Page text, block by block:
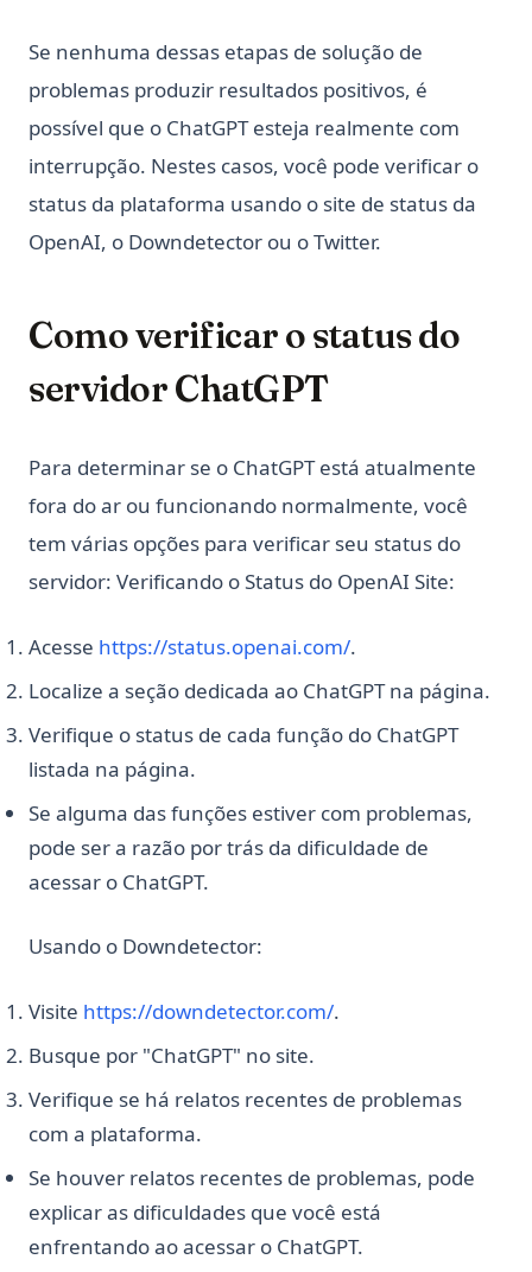
Se nenhuma dessas etapas de solução de
problemas produzir resultados positivos, é
possível que o ChatGPT esteja realmente com
interrupção. Nestes casos, você pode verificar o
status da plataforma usando o site de status da
OpenAI, o Downdetector ou o Twitter.
Como verificar o status do
servidor ChatGPT
Para determinar se o ChatGPT está atualmente
fora do ar ou funcionando normalmente, você
tem várias opções para verificar seu status do
servidor: Verificando o Status do OpenAI Site:
Acesse https://status.openai.com/(opens in a new
.
Localize a seção dedicada ao ChatGPT na página.
Verifique o status de cada função do ChatGPT
listada na página.
Se alguma das funções estiver com problemas,
pode ser a razão por trás da dificuldade de
acessar o ChatGPT.
Usando o Downdetector:
Visite https://downdetector.com/(opens in a new tab)
.
Busque por "ChatGPT" no site.
Verifique se há relatos recentes de problemas
com a plataforma.
Se houver relatos recentes de problemas, pode
explicar as dificuldades que você está
enfrentando ao acessar o ChatGPT.